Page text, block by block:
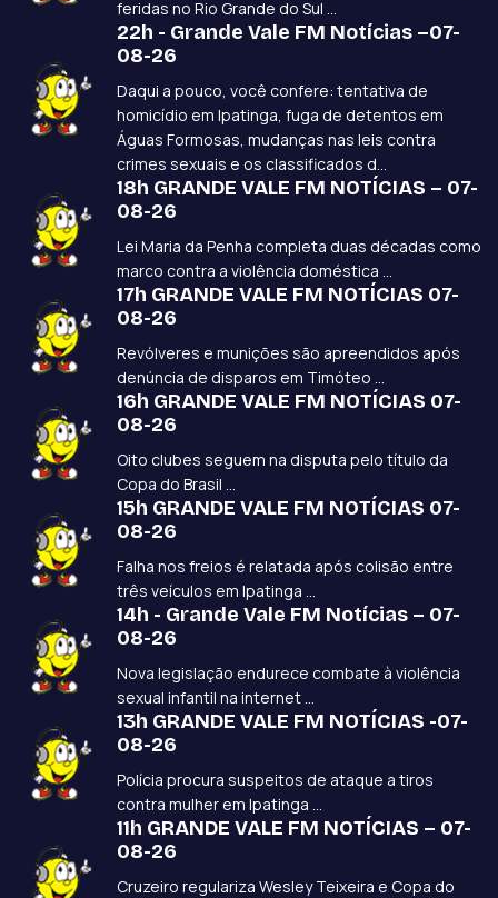
O grande vale faz a festa um evento de grande porte,
com participação de vários artistas de nível nacional,
estadual e regional. com a realização do evento
arrecada-se várias toneladas de alimentos não
perecíveis, que são distribuídos para entidades
filantrópicas do vale do aço, através do rotary clube
ipatinga norte. contamos ainda com grandes
anunciantes em nossa grade comercial e 2 veículos para
promoções externas ( pit stop 93). atualmente a
emissora participa de grandes shows sertanejos e
outros eventos, atuando como promotora e também
como produtora.
feridas no Rio Grande do Sul ...
22h - Grande Vale FM Notícias –07-
08-26
Daqui a pouco, você confere: tentativa de
homicídio em Ipatinga, fuga de detentos em
Águas Formosas, mudanças nas leis contra
crimes sexuais e os classificados d...
18h GRANDE VALE FM NOTÍCIAS – 07-
08-26
Lei Maria da Penha completa duas décadas como
marco contra a violência doméstica ...
17h GRANDE VALE FM NOTÍCIAS 07-
08-26
Revólveres e munições são apreendidos após
denúncia de disparos em Timóteo ...
16h GRANDE VALE FM NOTÍCIAS 07-
08-26
Oito clubes seguem na disputa pelo título da
Copa do Brasil ...
15h GRANDE VALE FM NOTÍCIAS 07-
08-26
Falha nos freios é relatada após colisão entre
três veículos em Ipatinga ...
14h - Grande Vale FM Notícias – 07-
08-26
Nova legislação endurece combate à violência
sexual infantil na internet ...
13h GRANDE VALE FM NOTÍCIAS -07-
08-26
Polícia procura suspeitos de ataque a tiros
contra mulher em Ipatinga ...
11h GRANDE VALE FM NOTÍCIAS – 07-
08-26
Cruzeiro regulariza Wesley Teixeira e Copa do